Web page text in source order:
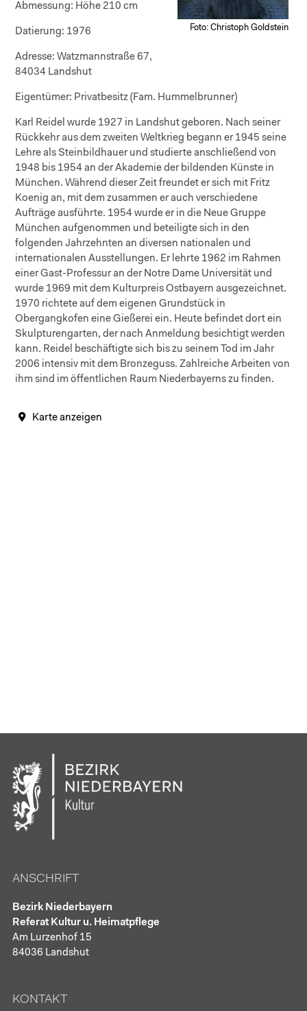
Foto: Christoph Goldstein
Abmessung: Höhe 210 cm
Datierung: 1976
Adresse: Watzmannstraße 67,
84034 Landshut
Eigentümer: Privatbesitz (Fam. Hummelbrunner)
Karl Reidel wurde 1927 in Landshut geboren. Nach seiner
Rückkehr aus dem zweiten Weltkrieg begann er 1945 seine
Lehre als Steinbildhauer und studierte anschließend von
1948 bis 1954 an der Akademie der bildenden Künste in
München. Während dieser Zeit freundet er sich mit Fritz
Koenig an, mit dem zusammen er auch verschiedene
Aufträge ausführte. 1954 wurde er in die Neue Gruppe
München aufgenommen und beteiligte sich in den
folgenden Jahrzehnten an diversen nationalen und
internationalen Ausstellungen. Er lehrte 1962 im Rahmen
einer Gast-Professur an der Notre Dame Universität und
wurde 1969 mit dem Kulturpreis Ostbayern ausgezeichnet.
1970 richtete auf dem eigenen Grundstück in
Obergangkofen eine Gießerei ein. Heute befindet dort ein
Skulpturengarten, der nach Anmeldung besichtigt werden
kann. Reidel beschäftigte sich bis zu seinem Tod im Jahr
2006 intensiv mit dem Bronzeguss. Zahlreiche Arbeiten von
ihm sind im öffentlichen Raum Niederbayerns zu finden.
Karte anzeigen
ANSCHRIFT
Bezirk Niederbayern
Referat Kultur u. Heimatpflege
Am Lurzenhof 15
84036 Landshut
KONTAKT